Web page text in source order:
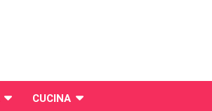
CUCINA